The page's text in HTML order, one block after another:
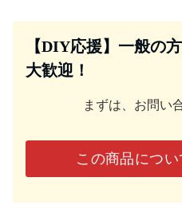
【DIY応援】一般の
大歓迎！
まずは、お問い
この商品につ